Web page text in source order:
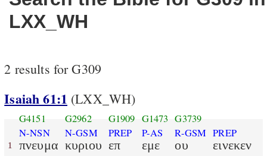
LXX_WH
2 results for G309
Isaiah 61:1 (LXX_WH)
1
G4151
N-NSN
πνευμα
G2962
N-GSM
κυριου
G1909
PREP
επ
G1473
P-AS
εμε
G3739
R-GSM
ου
PREP
εινεκεν